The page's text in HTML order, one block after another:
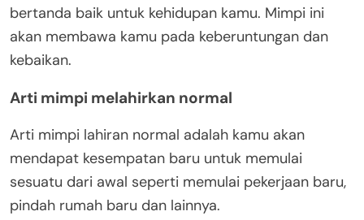
bertanda baik untuk kehidupan kamu. Mimpi ini
akan membawa kamu pada keberuntungan dan
kebaikan.
Arti mimpi melahirkan normal
Arti mimpi lahiran normal adalah kamu akan
mendapat kesempatan baru untuk memulai
sesuatu dari awal seperti memulai pekerjaan baru,
pindah rumah baru dan lainnya.